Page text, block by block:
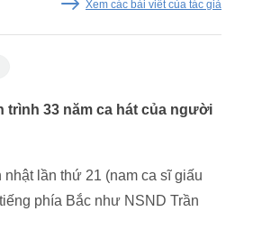
Xem các bài viết của tác giả
trình 33 năm ca hát của người
lần thứ 21 (nam ca sĩ giấu
phía Bắc như NSND Trần